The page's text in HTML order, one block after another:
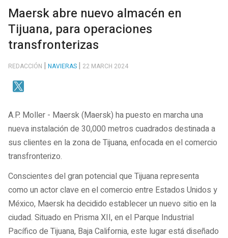
Maersk abre nuevo almacén en
Tijuana, para operaciones
transfronterizas
REDACCIÓN NAVIERAS 22 MARCH 2024
A.P. Moller - Maersk (Maersk) ha puesto en marcha una
nueva instalación de 30,000 metros cuadrados destinada a
sus clientes en la zona de Tijuana, enfocada en el comercio
transfronterizo.
Conscientes del gran potencial que Tijuana representa
como un actor clave en el comercio entre Estados Unidos y
México, Maersk ha decidido establecer un nuevo sitio en la
ciudad. Situado en Prisma XII, en el Parque Industrial
Pacífico de Tijuana, Baja California, este lugar está diseñado